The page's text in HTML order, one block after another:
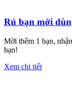
Rủ bạn mới
Mời thêm 1 bạn,
hạn!
Xem chi tiết